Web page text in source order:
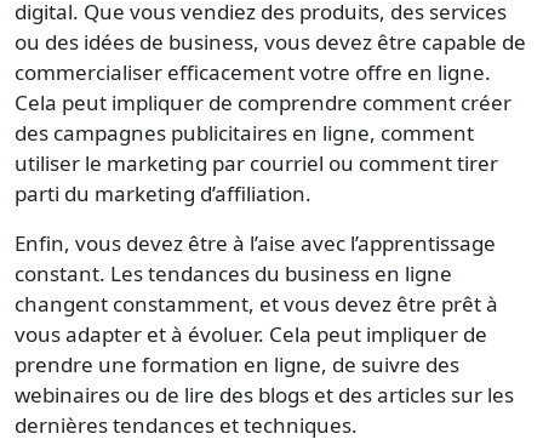
digital. Que vous vendiez des produits, des services
ou des idées de business, vous devez être capable de
commercialiser efficacement votre offre en ligne.
Cela peut impliquer de comprendre comment créer
des campagnes publicitaires en ligne, comment
utiliser le marketing par courriel ou comment tirer
parti du marketing d’affiliation.
Enfin, vous devez être à l’aise avec l’apprentissage
constant. Les tendances du business en ligne
changent constamment, et vous devez être prêt à
vous adapter et à évoluer. Cela peut impliquer de
prendre une formation en ligne, de suivre des
webinaires ou de lire des blogs et des articles sur les
dernières tendances et techniques.